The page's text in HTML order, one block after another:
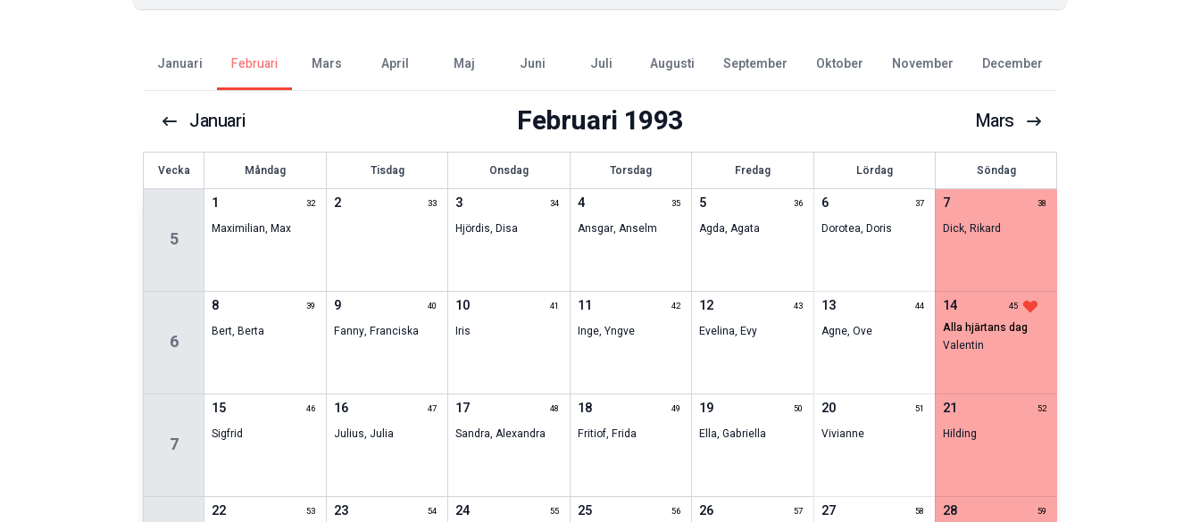
januari februari mars april maj juni juli augusti september oktober november december
Januari Februari 1993 Mars
Vecka Måndag Tisdag Onsdag Torsdag Fredag Lördag Söndag
5
1 32
Maximilian,Max
2 33 3 34
Hjördis,Disa
4 35
Ansgar, Anselm
5 36
Agda,Agata
6 37
Dorotea, Doris
7 38
Dick,Rikard
6
8 39
Bert,Berta
9 40
Fanny, Franciska
10 41
Iris
11 42
Inge, Yngve
12 43
Evelina,Evy
13 44
Agne, Ove
14 45
alla hjärtans dag
Valentin
7
15 46
Sigfrid
16 47
Julius, Julia
17 48
Sandra,Alexandra
18 49
Fritiof, Frida
19 50
Ella,Gabriella
20 51
Vivianne
21 52
Hilding
22 53 23 54 24 55 25 56 26 57 27 58 28 59